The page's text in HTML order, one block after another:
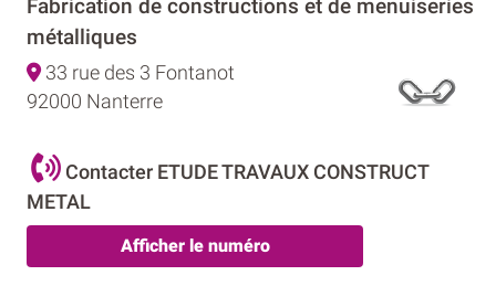
Fabrication de constructions et de menuiseries
métalliques
33 rue des 3 Fontanot
92000 Nanterre
Contacter ETUDE TRAVAUX CONSTRUCT
METAL
Afficher le numéro